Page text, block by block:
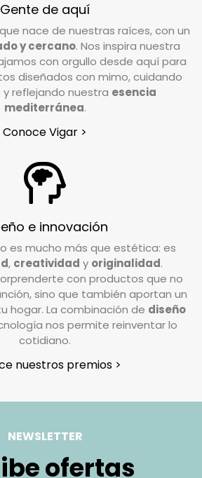
caso de forma individual, pero
el producto debe
estado y embalaje original. No
ni estropeado, y debe
y los complementos
la confianza que depositas
nuestros productos. Por
garantizar su
deberá ser abonado por el
casos de pedidos
defectuosos, donde los
serán asumidos por
necesitas:
en la que recibiste el
Gente de aquí
nace de nuestras raíces, con un
y cercano. Nos inspira nuestra
con orgullo desde aquí para
diseñados con mimo, cuidando
reflejando nuestra esencia
mediterránea.
Conoce Vigar >
e innovación
es mucho más que estética: es
, creatividad y originalidad.
con productos que no
sino que también aportan un
hogar. La combinación de diseño
nos permite reinventar lo
cotidiano.
nuestros premios >
NEWSLETTER
ofertas